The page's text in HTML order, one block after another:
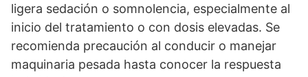
ligera sedación o somnolencia, especialmente al
inicio del tratamiento o con dosis elevadas. Se
recomienda precaución al conducir o manejar
maquinaria pesada hasta conocer la respuesta